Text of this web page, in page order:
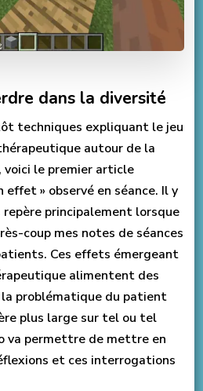
dans la diversité
techniques expliquant le jeu
autour de la
le premier article
effet » observé en séance. Il y
principalement lorsque
coup mes notes de séances
Ces effets émergeant
alimentent des
problématique du patient
plus large sur tel ou tel
va permettre de mettre en
et ces interrogations